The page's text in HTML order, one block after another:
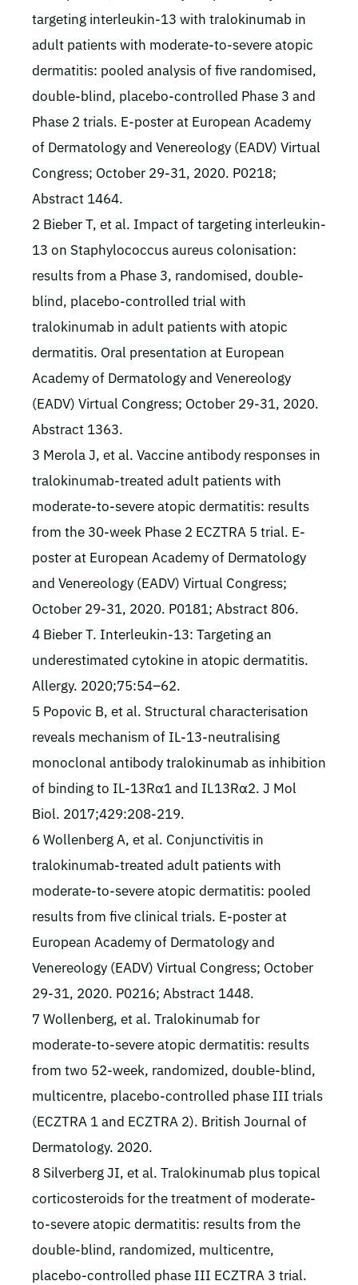
targeting interleukin-13 with tralokinumab in
adult patients with moderate-to-severe atopic
dermatitis: pooled analysis of five randomised,
double-blind, placebo-controlled Phase 3 and
Phase 2 trials. E-poster at European Academy
of Dermatology and Venereology (EADV) Virtual
Congress; October 29-31, 2020. P0218;
Abstract 1464.
2 Bieber T, et al. Impact of targeting interleukin-
13 on Staphylococcus aureus colonisation:
results from a Phase 3, randomised, double-
blind, placebo-controlled trial with
tralokinumab in adult patients with atopic
dermatitis. Oral presentation at European
Academy of Dermatology and Venereology
(EADV) Virtual Congress; October 29-31, 2020.
Abstract 1363.
3 Merola J, et al. Vaccine antibody responses in
tralokinumab-treated adult patients with
moderate-to-severe atopic dermatitis: results
from the 30-week Phase 2 ECZTRA 5 trial. E-
poster at European Academy of Dermatology
and Venereology (EADV) Virtual Congress;
October 29-31, 2020. P0181; Abstract 806.
4 Bieber T. Interleukin-13: Targeting an
underestimated cytokine in atopic dermatitis.
Allergy. 2020;75:54–62.
5 Popovic B, et al. Structural characterisation
reveals mechanism of IL-13-neutralising
monoclonal antibody tralokinumab as inhibition
of binding to IL-13Rα1 and IL13Rα2. J Mol
Biol. 2017;429:208-219.
6 Wollenberg A, et al. Conjunctivitis in
tralokinumab-treated adult patients with
moderate-to-severe atopic dermatitis: pooled
results from five clinical trials. E-poster at
European Academy of Dermatology and
Venereology (EADV) Virtual Congress; October
29-31, 2020. P0216; Abstract 1448.
7 Wollenberg, et al. Tralokinumab for
moderate-to-severe atopic dermatitis: results
from two 52-week, randomized, double-blind,
multicentre, placebo-controlled phase III trials
(ECZTRA 1 and ECZTRA 2). British Journal of
Dermatology. 2020.
8 Silverberg JI, et al. Tralokinumab plus topical
corticosteroids for the treatment of moderate-
to-severe atopic dermatitis: results from the
double-blind, randomized, multicentre,
placebo-controlled phase III ECZTRA 3 trial.